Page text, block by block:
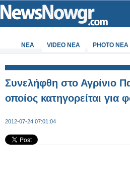
ΝΕΑ VIDEO NEA PHOTO NEA
Συνελήφθη στο Αγρίνιο
οποίος κατηγορείται για
2012-07-24 07:01:04